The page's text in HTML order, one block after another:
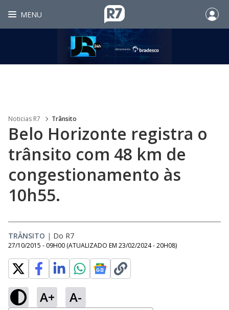
MENU
Noticias R7 Trânsito
Belo Horizonte registra o
trânsito com 48 km de
congestionamento às
10h55.
TRÂNSITO | Do R7
27/10/2015 - 09H00 (ATUALIZADO EM 23/02/2024 - 20H08)
A+ A-